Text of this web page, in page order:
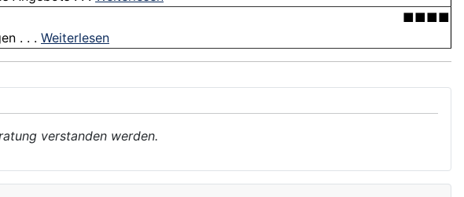
■■■■
. . . Weiterlesen
verstanden werden.